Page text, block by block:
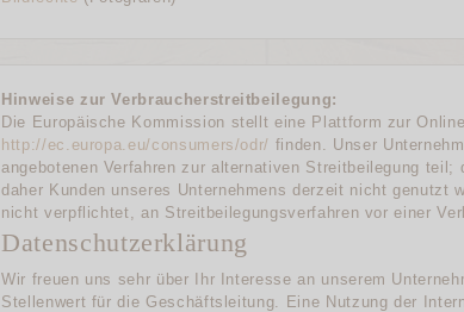
Hinweise zur Verbraucherstreitbeilegung:
Die Europäische Kommission stellt eine Plattform zur
http://ec.europa.eu/consumers/odr/ finden. Unser
angebotenen Verfahren zur alternativen Streitbeilegung
daher Kunden unseres Unternehmens derzeit nicht genutzt
nicht verpflichtet, an Streitbeilegungsverfahren vor einer
Datenschutzerklärung
Wir freuen uns sehr über Ihr Interesse an unserem
Stellenwert für die Geschäftsleitung. Eine Nutzung der